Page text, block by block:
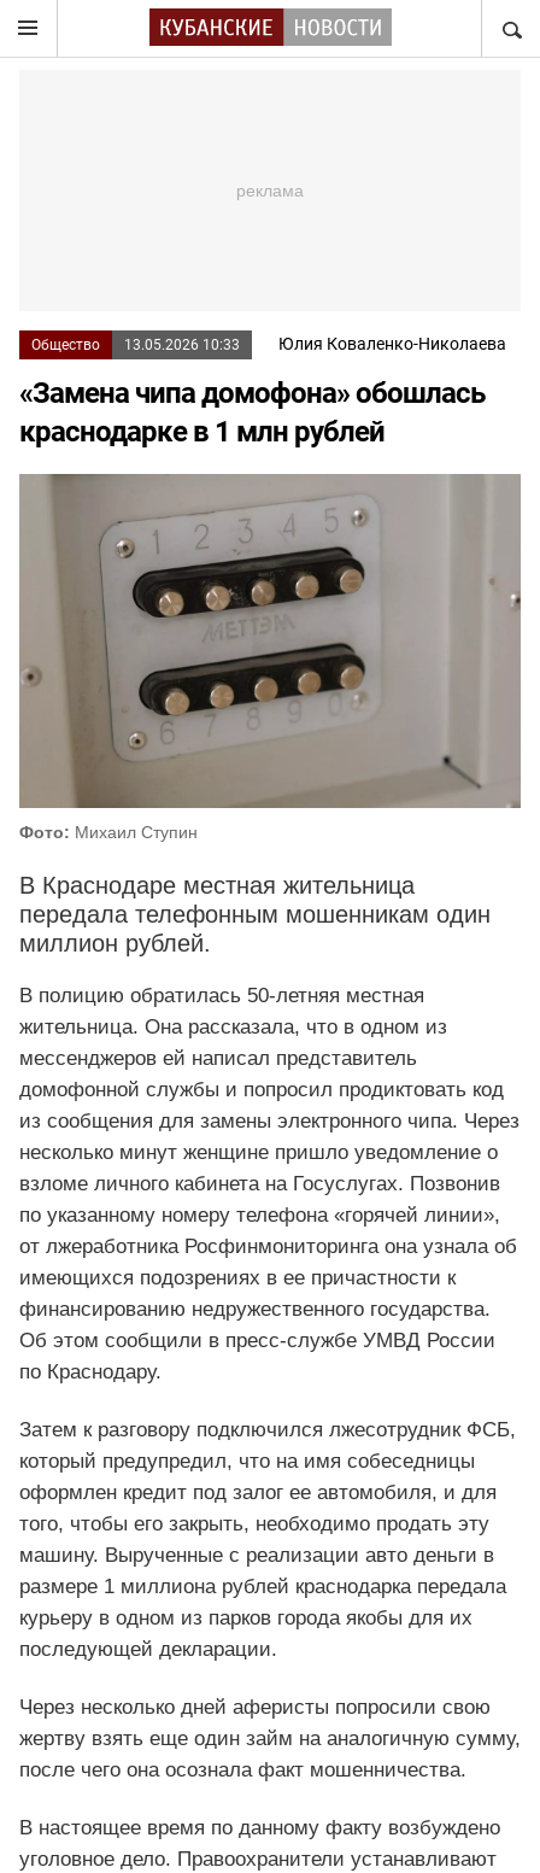
Общество 13.05.2026 10:33 Юлия Коваленко-Николаева
«Замена чипа домофона» обошлась
краснодарке в 1 млн рублей
Фото: Михаил Ступин
В Краснодаре местная жительница
передала телефонным мошенникам один
миллион рублей.
В полицию обратилась 50-летняя местная
жительница. Она рассказала, что в одном из
мессенджеров ей написал представитель
домофонной службы и попросил продиктовать код
из сообщения для замены электронного чипа. Через
несколько минут женщине пришло уведомление о
взломе личного кабинета на Госуслугах. Позвонив
по указанному номеру телефона «горячей линии»,
от лжеработника Росфинмониторинга она узнала об
имеющихся подозрениях в ее причастности к
финансированию недружественного государства.
Об этом сообщили в пресс-службе УМВД России
по Краснодару.
Затем к разговору подключился лжесотрудник ФСБ,
который предупредил, что на имя собеседницы
оформлен кредит под залог ее автомобиля, и для
того, чтобы его закрыть, необходимо продать эту
машину. Вырученные с реализации авто деньги в
размере 1 миллиона рублей краснодарка передала
курьеру в одном из парков города якобы для их
последующей декларации.
Через несколько дней аферисты попросили свою
жертву взять еще один займ на аналогичную сумму,
после чего она осознала факт мошенничества.
В настоящее время по данному факту возбуждено
уголовное дело. Правоохранители устанавливают